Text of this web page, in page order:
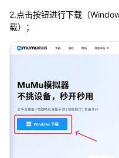
2.点击按钮进行下载（
载）；